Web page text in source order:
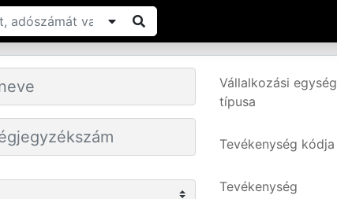
Vállalkozási egység
típusa
Tevékenység kódja
Tevékenység